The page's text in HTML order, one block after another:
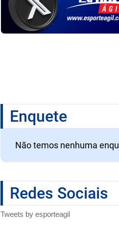
Enquete
Não temos nenhuma
Redes Sociais
Tweets by esporteagil